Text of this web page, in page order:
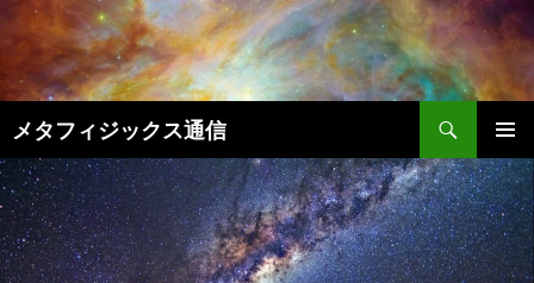
テ
ン
へ
ス
キ
ッ
プ
メタフィジックス通信
索
メインメ
ニュー